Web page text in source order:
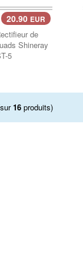
20.90 EUR
de
Shineray
5
16 produits)